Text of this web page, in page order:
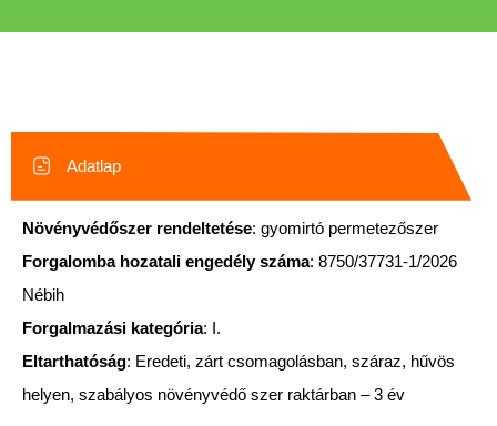
Adatlap
Növényvédőszer rendeltetése: gyomirtó permetezőszer
Forgalomba hozatali engedély száma: 8750/37731-1/2026
Nébih
Forgalmazási kategória: I.
Eltarthatóság: Eredeti, zárt csomagolásban, száraz, hűvös
helyen, szabályos növényvédő szer raktárban – 3 év